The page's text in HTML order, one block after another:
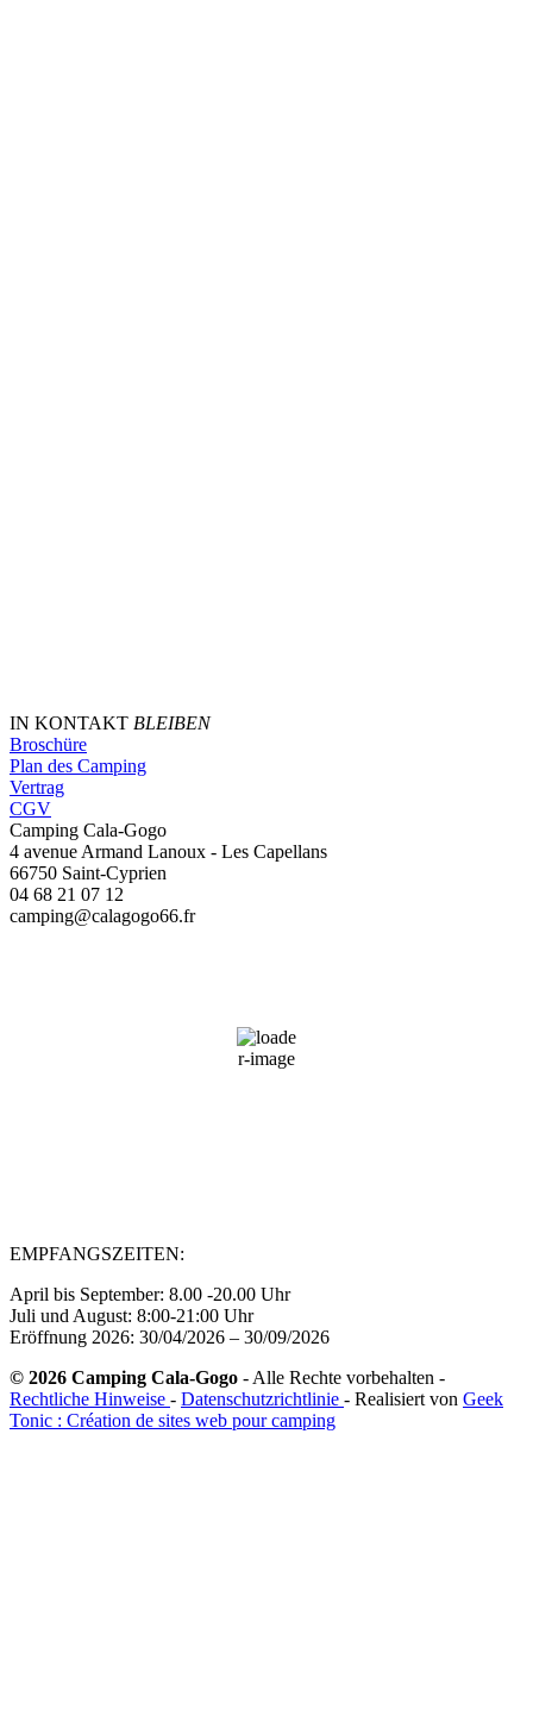
IN KONTAKT BLEIBEN
Broschüre
Plan des Camping
Vertrag
CGV
Camping Cala-Gogo
4 avenue Armand Lanoux - Les Capellans
66750 Saint-Cyprien
04 68 21 07 12
camping@calagogo66.fr
64 %
EMPFANGSZEITEN:
April bis September: 8.00 -20.00 Uhr
Juli und August: 8:00-21:00 Uhr
Eröffnung 2026: 30/04/2026 – 30/09/2026
© 2026 Camping Cala-Gogo - Alle Rechte vorbehalten -
Rechtliche Hinweise - Datenschutzrichtlinie - Realisiert von Geek
Tonic : Création de sites web pour camping